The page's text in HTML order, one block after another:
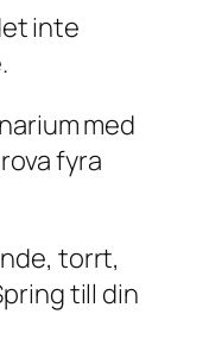
inte
med
fyra
torrt,
till din